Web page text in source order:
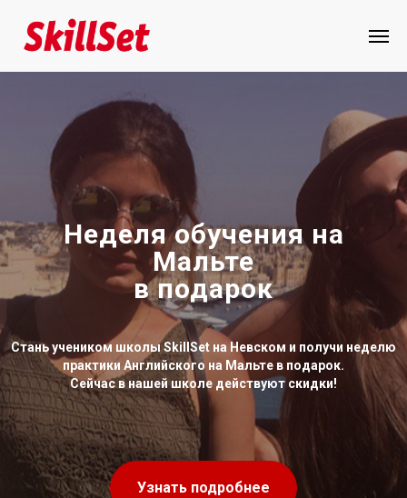
Неделя обучения на
Мальте
в подарок
Стань учеником школы SkillSet на Невском и получи неделю
практики Английского на Мальте в подарок.
Сейчас в нашей школе действуют скидки!
Узнать подробнее